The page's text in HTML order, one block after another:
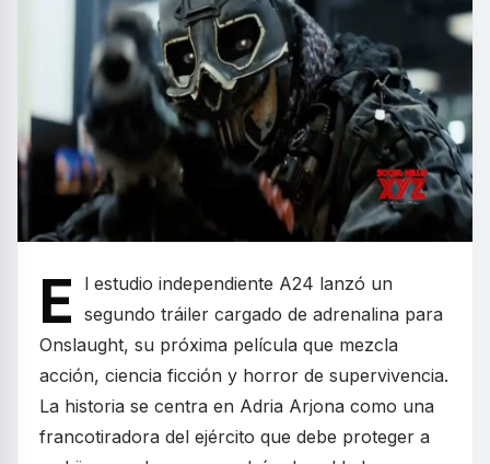
E
l estudio independiente A24 lanzó un
segundo tráiler cargado de adrenalina para
Onslaught, su próxima película que mezcla
acción, ciencia ficción y horror de supervivencia.
La historia se centra en Adria Arjona como una
francotiradora del ejército que debe proteger a